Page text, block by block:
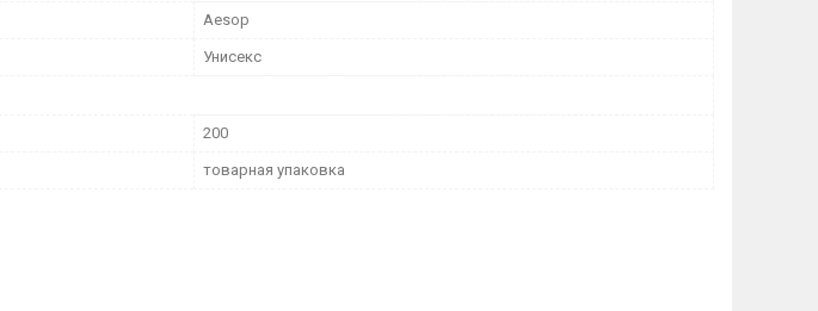
Aesop
Унисекс
200
товарная упаковка